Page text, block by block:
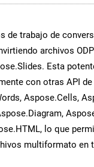
de trabajo de
archivos
Esta
con otras API
Aspose.Cells,
lo que
multiformato en